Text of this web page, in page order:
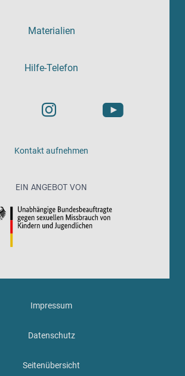
Materialien
Hilfe-Telefon
Kontakt aufnehmen
EIN ANGEBOT VON
Impressum
Datenschutz
Seitenübersicht